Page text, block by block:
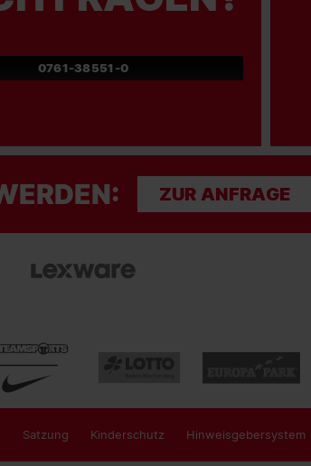
0761-38551-0
ZUR ANFRAGE
Satzung Kinderschutz Hinweisgebersystem